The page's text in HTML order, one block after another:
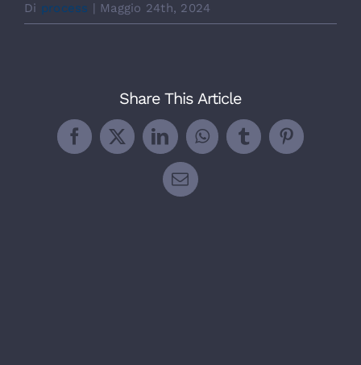
Di process | Maggio 24th, 2024
Share This Article
Facebook
X LinkedInWhatsApp
TumblrPinterest
Email